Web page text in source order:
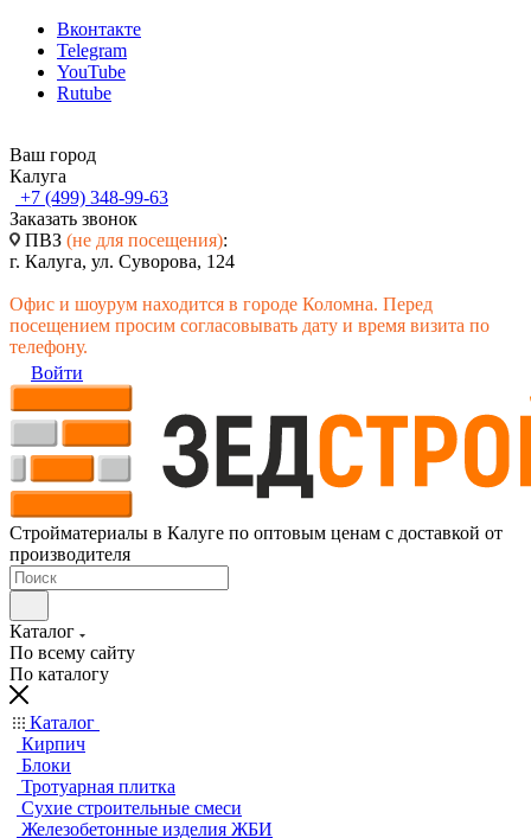
Вконтакте
Telegram
YouTube
Rutube
Ваш город
Калуга
+7 (499) 348-99-63
Заказать звонок
ПВЗ (не для посещения):
г. Калуга, ул. Суворова, 124
Офис и шоурум находится в городе Коломна. Перед
посещением просим согласовывать дату и время визита по
телефону.
Войти
Стройматериалы в Калуге по оптовым ценам с доставкой от
производителя
Каталог
По всему сайту
По каталогу
Каталог
Кирпич
Блоки
Тротуарная плитка
Сухие строительные смеси
Железобетонные изделия ЖБИ